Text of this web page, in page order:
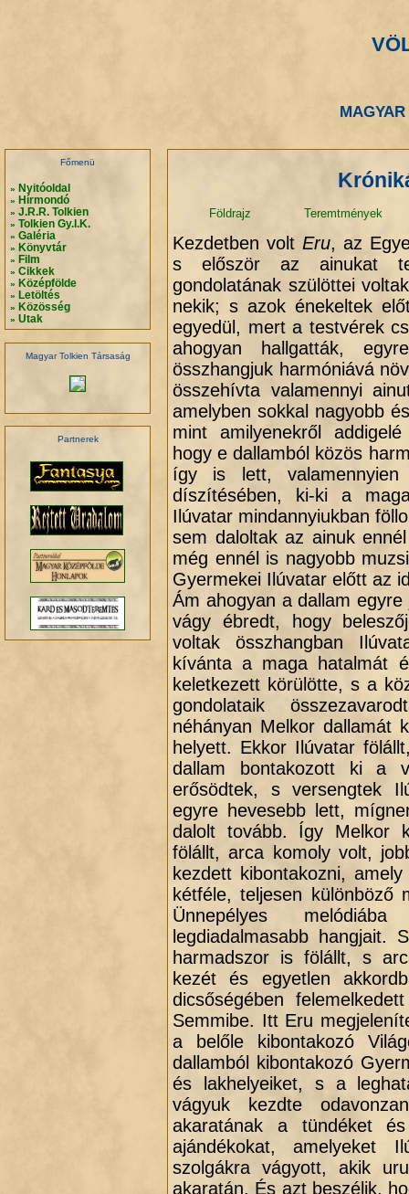
Főmenü
» Nyitóoldal
» Hírmondó
» J.R.R. Tolkien
» Tolkien Gy.I.K.
» Galéria
» Könyvtár
» Film
» Cikkek
» Középfölde
» Letöltés
» Közösség
» Utak
Magyar Tolkien Társaság
Partnerek
Földrajz Teremtmények
Kezdetben volt Eru, az
s először az ainukat
gondolatának szülöttei
nekik; s azok énekeltek
egyedül, mert a testvérek
ahogyan hallgatták,
összhangjuk harmóniává
összehívta valamennyi
amelyben sokkal nagyobb
mint amilyenekről
hogy e dallamból közös
így is lett, valamennyien
díszítésében, ki-ki a
Ilúvatar mindannyiukban
sem daloltak az ainuk
még ennél is nagyobb
Gyermekei Ilúvatar előtt az
Ám ahogyan a dallam
vágy ébredt, hogy
voltak összhangban
kívánta a maga hatalmát
keletkezett körülötte, s a
gondolataik
néhányan Melkor dallamát
helyett. Ekkor Ilúvatar
dallam bontakozott ki a
erősödtek, s versengtek
egyre hevesebb lett,
dalolt tovább. Így Melkor
fölállt, arca komoly volt,
kezdett kibontakozni,
kétféle, teljesen különböző
Ünnepélyes
legdiadalmasabb hangjait.
harmadszor is fölállt, s
kezét és egyetlen
dicsőségében
Semmibe. Itt Eru
a belőle kibontakozó
dallamból kibontakozó
és lakhelyeiket, s a
vágyuk kezdte
akaratának a tündéket
ajándékokat, amelyeket
szolgákra vágyott, akik
akaratán. És azt beszélik,